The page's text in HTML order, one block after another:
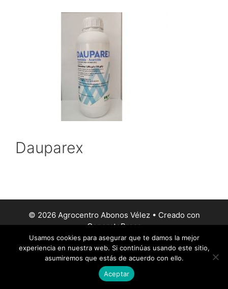
Dauparex
© 2026 Agrocentro Abonos Vélez• Creado con
GeneratePress
Usamos cookies para asegurar que te damos la mejor
experiencia en nuestra web. Si continúas usando este sitio,
asumiremos que estás de acuerdo con ello.
Aceptar